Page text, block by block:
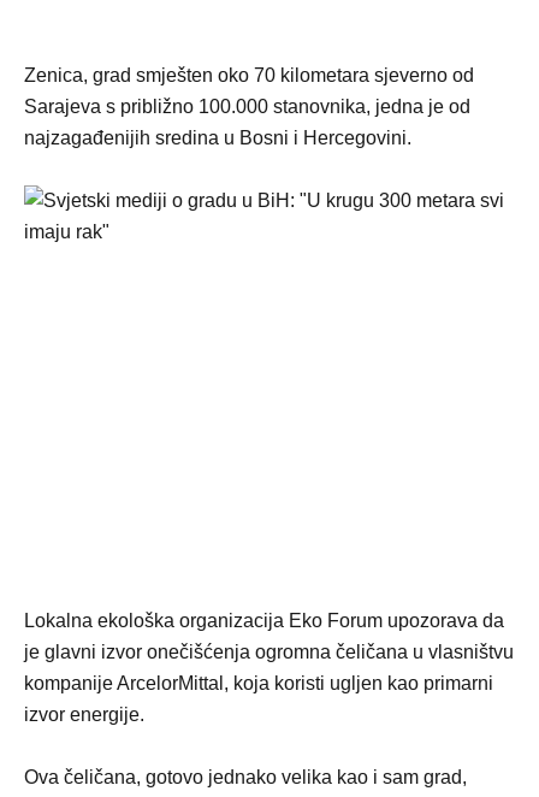
Zenica, grad smješten oko 70 kilometara sjeverno od
Sarajeva s približno 100.000 stanovnika, jedna je od
najzagađenijih sredina u Bosni i Hercegovini.
Lokalna ekološka organizacija Eko Forum upozorava da
je glavni izvor onečišćenja ogromna čeličana u vlasništvu
kompanije ArcelorMittal, koja koristi ugljen kao primarni
izvor energije.
Ova čeličana, gotovo jednako velika kao i sam grad,